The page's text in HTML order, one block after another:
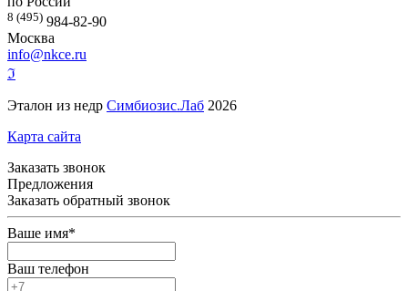
8 (495) 984-82-90
Москва
info@nkce.ru
ℑ
Эталон из недр Симбиозис.Лаб 2026
Карта сайта
Заказать звонок
Предложения
Заказать обратный звонок
Ваше имя*
Ваш телефон